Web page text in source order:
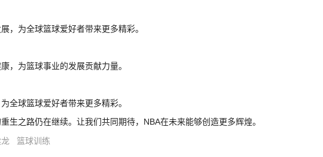
，为全球篮球爱好者带来更多精彩。
，为篮球事业的发展贡献力量。
全球篮球爱好者带来更多精彩。
生之路仍在继续。让我们共同期待，NBA在未来能够创造更多辉煌。
篮球训练